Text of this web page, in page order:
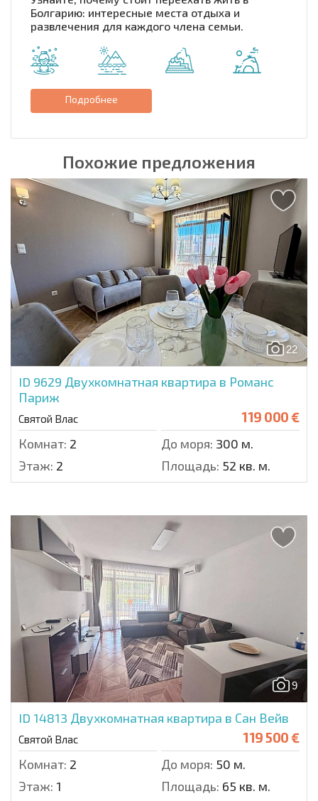
Болгарию: интересные места отдыха и
развлечения для каждого члена семьи.
Подробнее
Похожие предложения
22
ID 9629 Двухкомнатная квартира в Романс
Париж
Святой Влас 119 000 €
Комнат: 2 До моря: 300 м.
Этаж: 2 Площадь: 52 кв. м.
9
ID 14813 Двухкомнатная квартира в Сан Вейв
Святой Влас 119 500 €
Комнат: 2 До моря: 50 м.
Этаж: 1 Площадь: 65 кв. м.